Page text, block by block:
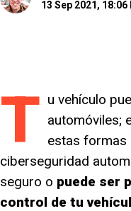
13 Sep 2021, 18:06
T u vehículo
automóviles;
estas formas
ciberseguridad
seguro o puede ser
control de tu